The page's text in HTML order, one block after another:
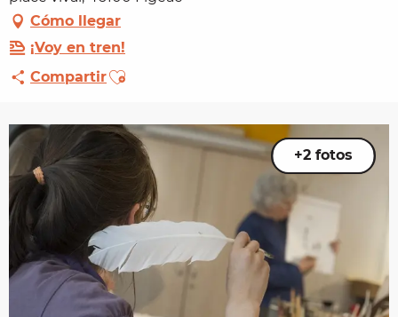
Cómo llegar
¡Voy en tren!
CompartirAjouter aux favoris
+2 fotos